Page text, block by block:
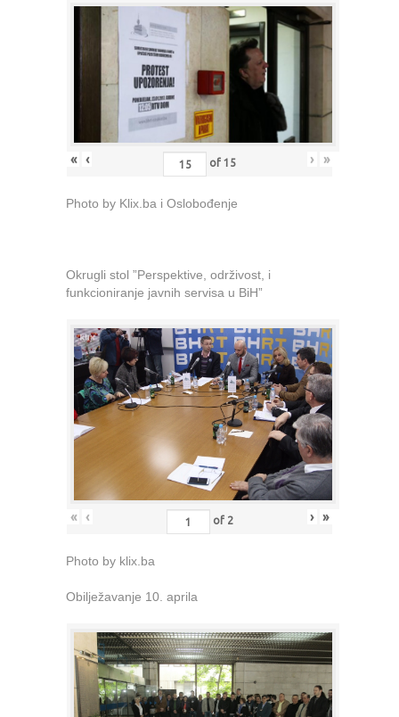
« ‹ of 15 › »
Photo by Klix.ba i Oslobođenje
Okrugli stol ”Perspektive, održivost, i
funkcioniranje javnih servisa u BiH”
« ‹ of 2 › »
Photo by klix.ba
Obilježavanje 10. aprila